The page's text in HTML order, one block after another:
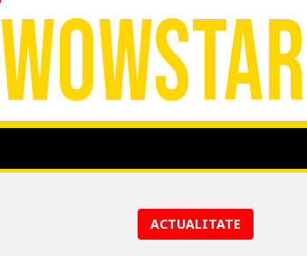
WOWSTAR
ACTUALITATE